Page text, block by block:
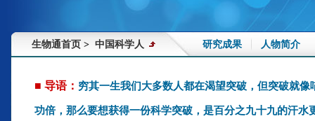
生物通首页 > 中国科学人 研究成果 人物简介
■ 导语： 穷其一生我们大多数人都在渴望突破，但突破就
功倍，那么要想获得一份科学突破，是百分之九十九的汗